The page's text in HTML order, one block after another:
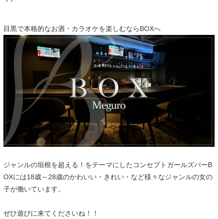
目黒で本格的なお酒・カラオケを楽しむならBOXへ
ジャンルの垣根を超える！をテーマにしたコンセプトガールズバーB
OXには18歳～28歳のかわいい・きれい・など様々なジャンルの女の
子が働いています。
ぜひ遊びに来てくださいね！！